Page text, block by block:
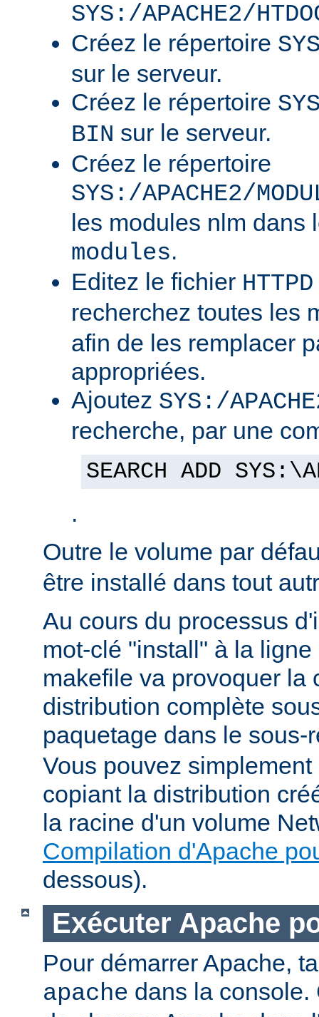
SYS:/APACHE2/
Créez le répertoire
sur le serveur.
Créez le répertoire
BIN sur le serveur.
Créez le répertoire
SYS:/APACHE2/
les modules nlm dans
modules.
Editez le fichier
recherchez toutes les
afin de les remplacer
appropriées.
Ajoutez SYS:/
recherche, par une
SEARCH ADD
.
Outre le volume par
être installé dans tout
Au cours du processus
mot-clé "install" à la
makefile va provoquer la
distribution complète
paquetage dans le
Vous pouvez
copiant la distribution
la racine d'un volume
Compilation d'Apache
dessous).
Exécuter Apache
Pour démarrer Apache,
apache dans la console.